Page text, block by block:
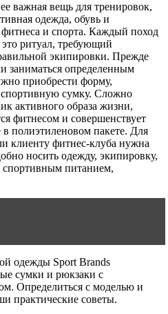
важная вещь для тренировок,
одежда, обувь и
и спорта. Каждый поход
ритуал, требующий
экипировки. Прежде
заниматься определенным
приобрести форму,
спортивную сумку. Сложно
активного образа жизни,
фитнесом и совершенствует
в полиэтиленовом пакете. Для
клиенту фитнес-клуба нужна
носить одежду, экипировку,
спортивным питанием,
одежды Sport Brands
сумки и рюкзаки с
Определиться с моделью и
практические советы.